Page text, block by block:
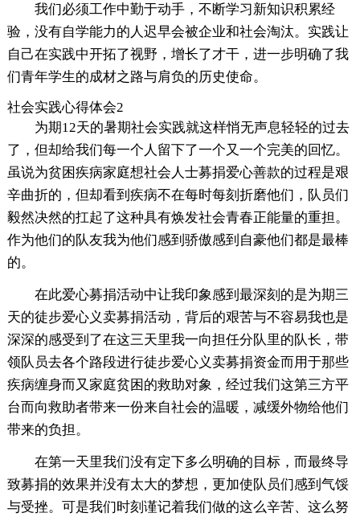
我们必须工作中勤于动手，不断学习新知识积累经
验，没有自学能力的人迟早会被企业和社会淘汰。实践让
自己在实践中开拓了视野，增长了才干，进一步明确了我
们青年学生的成材之路与肩负的历史使命。
社会实践心得体会2
为期12天的暑期社会实践就这样悄无声息轻轻的过去
了，但却给我们每一个人留下了一个又一个完美的回忆。
虽说为贫困疾病家庭想社会人士募捐爱心善款的过程是艰
辛曲折的，但却看到疾病不在每时每刻折磨他们，队员们
毅然决然的扛起了这种具有焕发社会青春正能量的重担。
作为他们的队友我为他们感到骄傲感到自豪他们都是最棒
的。
在此爱心募捐活动中让我印象感到最深刻的是为期三
天的徒步爱心义卖募捐活动，背后的艰苦与不容易我也是
深深的感受到了在这三天里我一向担任分队里的队长，带
领队员去各个路段进行徒步爱心义卖募捐资金而用于那些
疾病缠身而又家庭贫困的救助对象，经过我们这第三方平
台而向救助者带来一份来自社会的温暖，减缓外物给他们
带来的负担。
在第一天里我们没有定下多么明确的目标，而最终导
致募捐的效果并没有太大的梦想，更加使队员们感到气馁
与受挫。可是我们时刻谨记着我们做的这么辛苦、这么努